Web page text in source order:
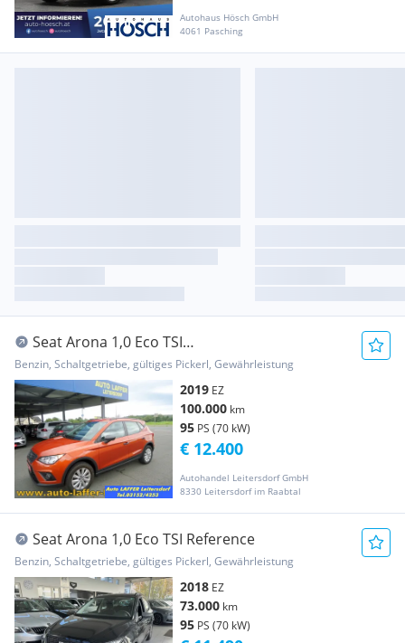
Autohaus Hösch GmbH
4061 Pasching
Seat Arona 1,0 Eco TSI
Reference**KLIMA**1.BES**TOP
Benzin, Schaltgetriebe, gültiges Pickerl, Gewährleistung
2019 EZ
100.000 km
95 PS (70 kW)
Autohandel Leitersdorf GmbH
8330 Leitersdorf im Raabtal
€ 12.400
Seat Arona 1,0 Eco TSI Reference
Benzin, Schaltgetriebe, gültiges Pickerl, Gewährleistung
2018 EZ
73.000 km
95 PS (70 kW)